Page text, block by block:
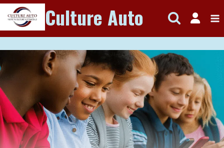
Aller
au
contenu
Culture Auto